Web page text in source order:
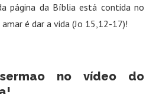
página da Bíblia está contida no
é dar a vida (Jo 15,12-17)!
no vídeo do